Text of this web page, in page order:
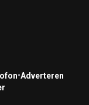
•Adverteren